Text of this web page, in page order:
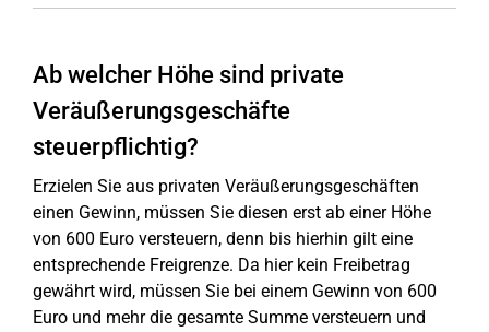
Ab welcher Höhe sind private
Veräußerungsgeschäfte
steuerpflichtig?
Erzielen Sie aus privaten Veräußerungsgeschäften
einen Gewinn, müssen Sie diesen erst ab einer Höhe
von 600 Euro versteuern, denn bis hierhin gilt eine
entsprechende Freigrenze. Da hier kein Freibetrag
gewährt wird, müssen Sie bei einem Gewinn von 600
Euro und mehr die gesamte Summe versteuern und